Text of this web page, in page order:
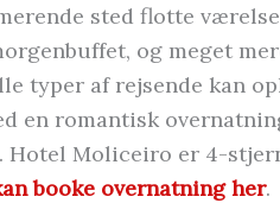
sted flotte
og meget
typer af rejsende kan
en romantisk
Hotel Moliceiro er 4-
booke overnatning her.